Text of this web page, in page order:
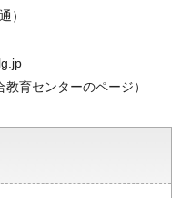
）
教育センターのページ）